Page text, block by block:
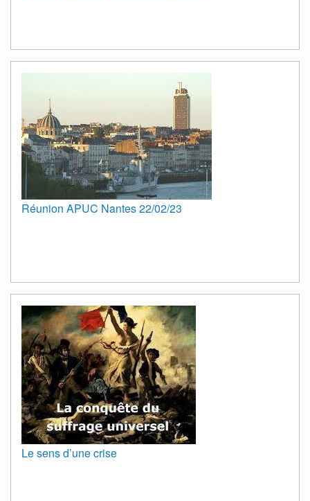
Réunion APUC Nantes 22/02/23
Le sens d’une crise